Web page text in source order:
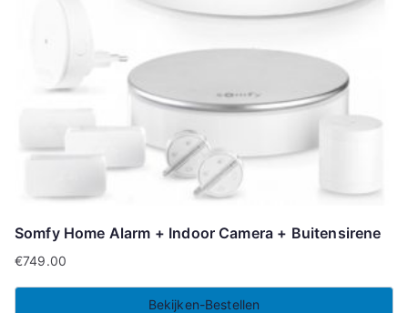
Somfy Home Alarm + Indoor Camera + Buitensirene
€749.00
Bekijken-Bestellen